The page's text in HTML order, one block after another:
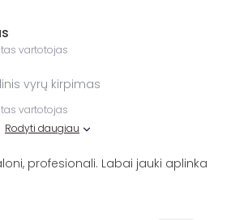
vartotojas
vyrų kirpimas
vartotojas
Rodyti daugiau
profesionali. Labai jauki aplinka